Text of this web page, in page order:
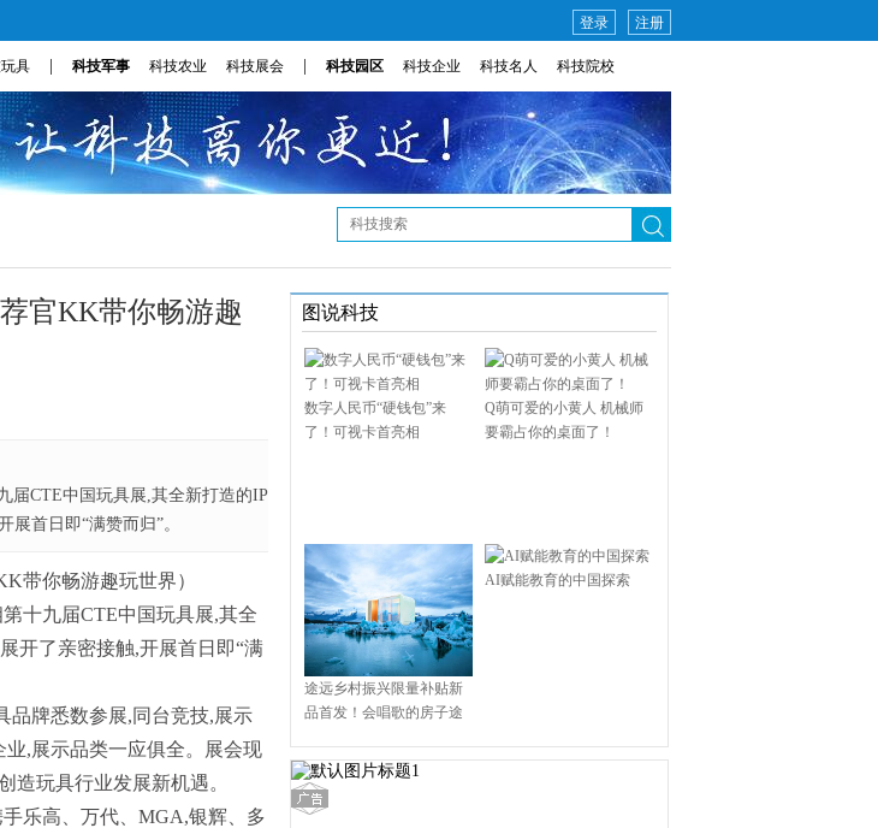
注册
登录
具 科技军事 科技农业 科技展会 科技园区 科技企业 科技名人 科技院校
官KK带你畅游趣
届CTE中国玩具展,其全新打造的IP
首日即“满赞而归”。
带你畅游趣玩世界）
十九届CTE中国玩具展,其全
开了亲密接触,开展首日即“满
品牌悉数参展,同台竞技,展示
,展示品类一应俱全。展会现
造玩具行业发展新机遇。
乐高、万代、MGA,银辉、多
图说科技
数字人民币“硬钱包”来
了！可视卡首亮相
Q萌可爱的小黄人 机械师
要霸占你的桌面了！
途远乡村振兴限量补贴新
品首发！会唱歌的房子途
AI赋能教育的中国探索